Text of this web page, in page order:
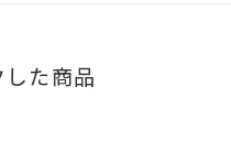
た商品